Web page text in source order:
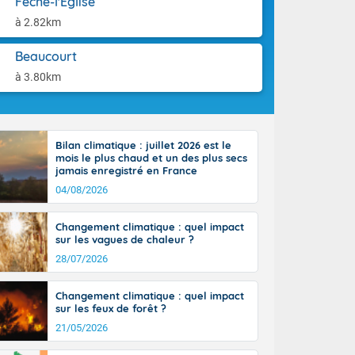
à 2.82km
Beaucourt
à 3.80km
l'après-
14
il fait
30 à 35
Bilan climatique : juillet 2026 est le
mois le plus chaud et un des plus secs
jamais enregistré en France
04/08/2026
Changement climatique : quel impact
sur les vagues de chaleur ?
28/07/2026
Changement climatique : quel impact
sur les feux de forêt ?
21/05/2026